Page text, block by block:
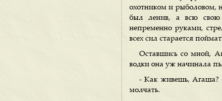
охотником и рыболовом,
был ленив, а всю свою
непременно руками,
всех сил старается
Оставшись со мной,
водки она уж начинала
- Как живешь, Агаша?
молчать.